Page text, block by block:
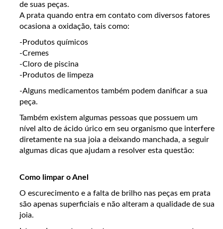
de suas peças.
A prata quando entra em contato com diversos fatores
ocasiona a oxidação, tais como:
-Produtos químicos
-Cremes
-Cloro de piscina
-Produtos de limpeza
-Alguns medicamentos também podem danificar a sua
peça.
Também existem algumas pessoas que possuem um
nível alto de ácido úrico em seu organismo que interfere
diretamente na sua joia a deixando manchada, a seguir
algumas dicas que ajudam a resolver esta questão:
Como limpar o Anel
O escurecimento e a falta de brilho nas peças em prata
são apenas superficiais e não alteram a qualidade de sua
joia.